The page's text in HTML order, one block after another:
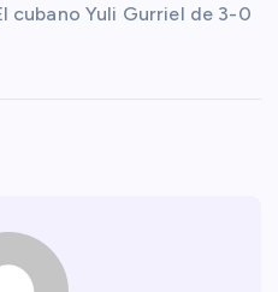
cubano Yuli Gurriel de 3-0